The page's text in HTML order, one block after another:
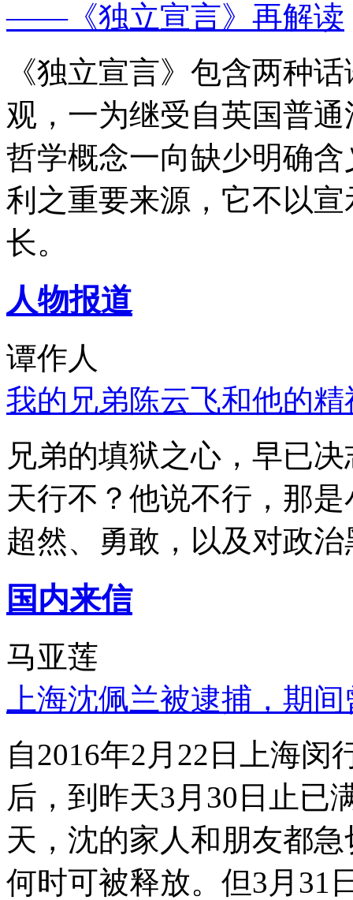
——《独立宣言》再解读
《独立宣言》包含两种
观，一为继受自英国普
哲学概念一向缺少明确
利之重要来源，它不以
长。
人物报道
谭作人
我的兄弟陈云飞和他的
兄弟的填狱之心，早已
天行不？他说不行，那
超然、勇敢，以及对政
国内来信
马亚莲
上海沈佩兰被逮捕，期
自2016年2月22日上海
后，到昨天3月30日止已
天，沈的家人和朋友都
何时可被释放。但3月31